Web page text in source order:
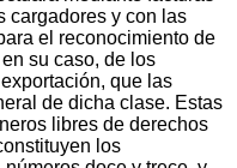
cargadores y con las
el reconocimiento de
su caso, de los
que las
de dicha clase. Estas
libres de derechos
los